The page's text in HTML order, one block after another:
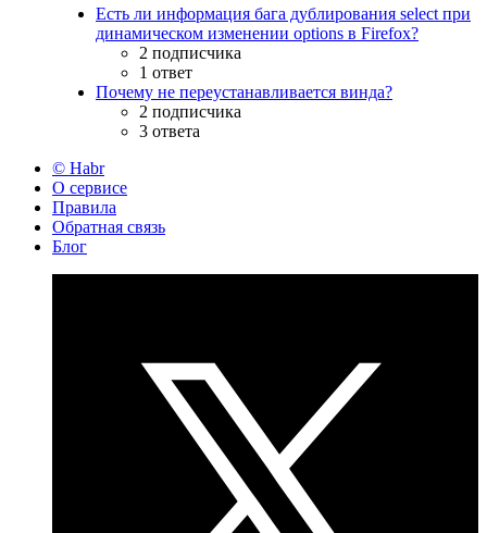
Есть ли информация бага дублирования select при
динамическом изменении options в Firefox?
2 подписчика
1 ответ
Почему не переустанавливается винда?
2 подписчика
3 ответа
© Habr
О сервисе
Правила
Обратная связь
Блог